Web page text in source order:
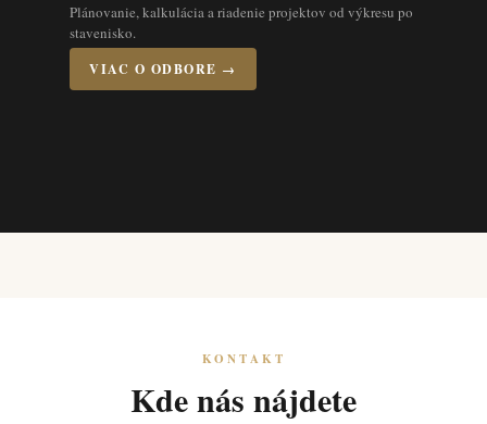
Plánovanie, kalkulácia a riadenie projektov od výkresu po
stavenisko.
VIAC O ODBORE →
KONTAKT
Kde nás nájdete